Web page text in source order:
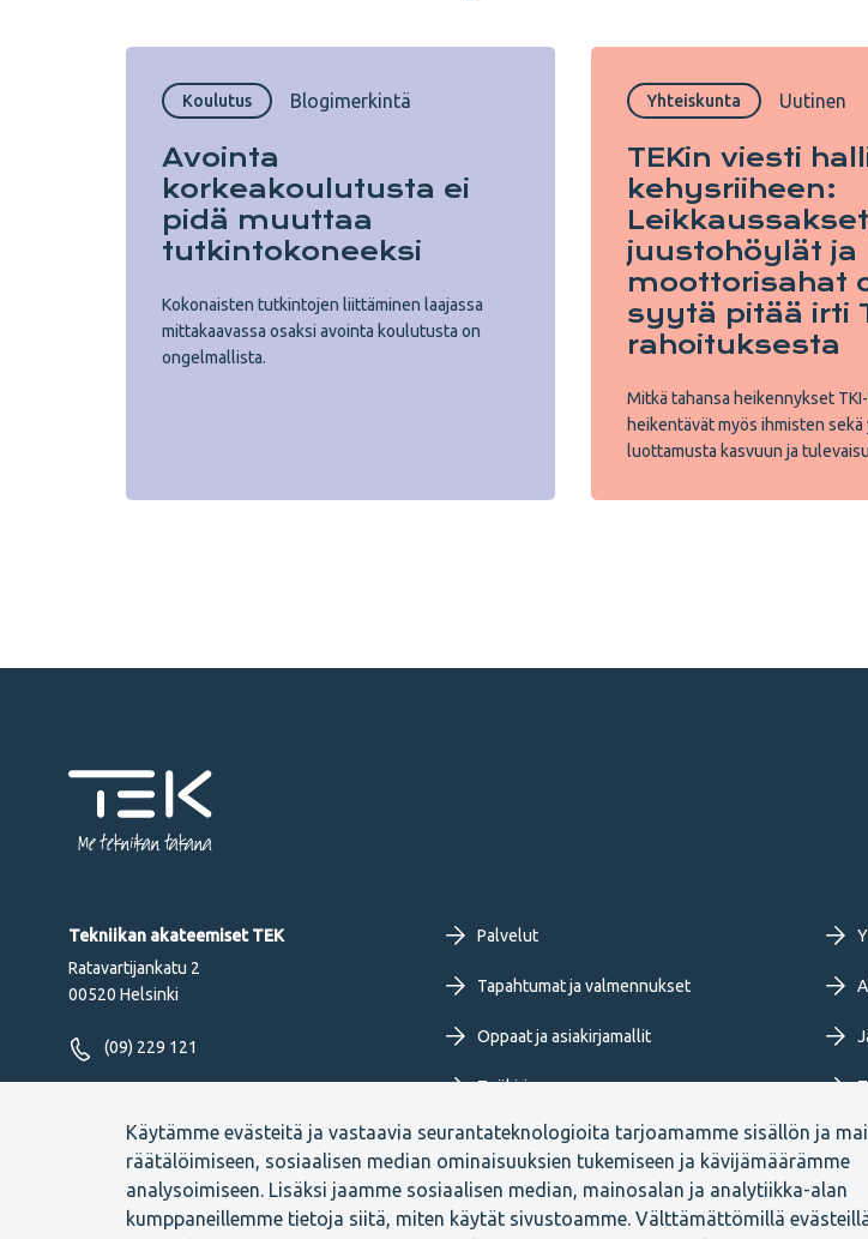
Käytämme evästeitä ja vastaavia seurantateknologioita tarjoamamme sisällön ja
räätälöimiseen, sosiaalisen median ominaisuuksien tukemiseen ja kävijämäärämme
analysoimiseen. Lisäksi jaamme sosiaalisen median, mainosalan ja analytiikka-alan
kumppaneillemme tietoja siitä, miten käytät sivustoamme. Välttämättömillä
Koulutus Blogimerkintä
Avointa
korkeakoulutusta ei
pidä muuttaa
tutkintokoneeksi
Kokonaisten tutkintojen liittäminen laajassa
mittakaavassa osaksi avointa koulutusta on
ongelmallista.
Yhteiskunta Uutinen
TEKin viesti
kehysriiheen:
juustohöylät ja
moottorisahat
syytä pitää irti
rahoituksesta
Mitkä tahansa heikennykset
heikentävät myös ihmisten
luottamusta kasvuun ja
Me tekniikan takana
Tekniikan akateemiset TEK
Ratavartijankatu 2
00520 Helsinki
(09) 229 121
Footer
primary
menu
FI
Palvelut
Tapahtumat ja valmennukset
Oppaat ja asiakirjamallit
Työkirja
Uutiset ja blogit